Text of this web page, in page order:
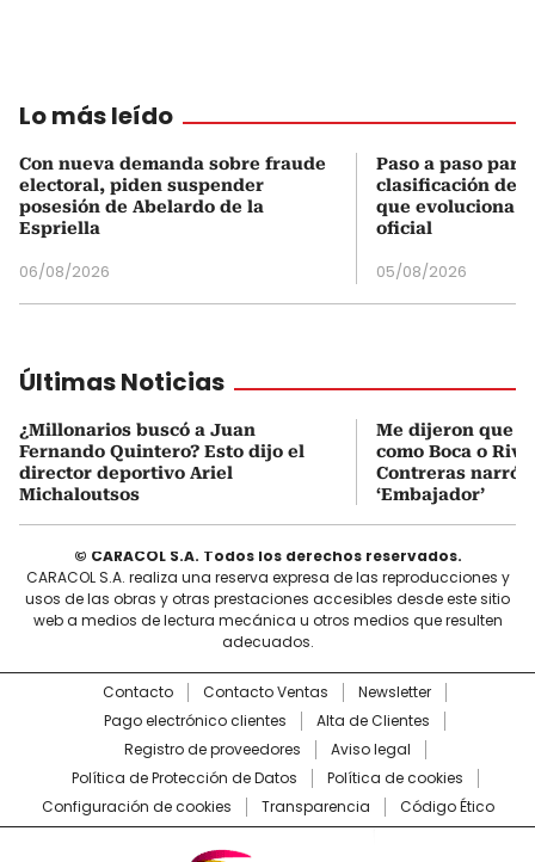
Lo más leído
Con nueva demanda sobre fraude
electoral, piden suspender
posesión de Abelardo de la
Espriella
06/08/2026
Paso a paso
clasificación del
que evoluciona
oficial
05/08/2026
Últimas Noticias
¿Millonarios buscó a Juan
Fernando Quintero? Esto dijo el
director deportivo Ariel
Michaloutsos
Me dijeron que
como Boca o
Contreras narró
‘Embajador’
© CARACOL S.A. Todos los derechos reservados.
CARACOL S.A. realiza una reserva expresa de las reproducciones y
usos de las obras y otras prestaciones accesibles desde este sitio
web a medios de lectura mecánica u otros medios que resulten
adecuados.
Contacto Contacto Ventas
Newsletter
Pago electrónico clientes
Alta de Clientes
Registro de proveedores
Aviso legal
Política de Protección de Datos
Política de cookies
Configuración de cookies
Transparencia Código Ético